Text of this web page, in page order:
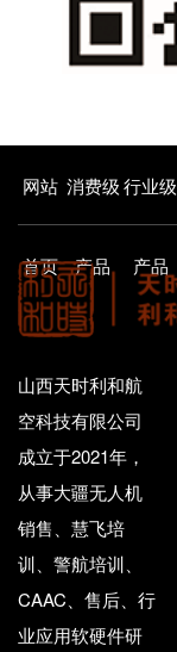
网站
首页
消费级
产品
行业级
产品
山西天时利和航
空科技有限公司
成立于2021年，
从事大疆无人机
销售、慧飞培
训、警航培训、
CAAC、售后、行
业应用软硬件研